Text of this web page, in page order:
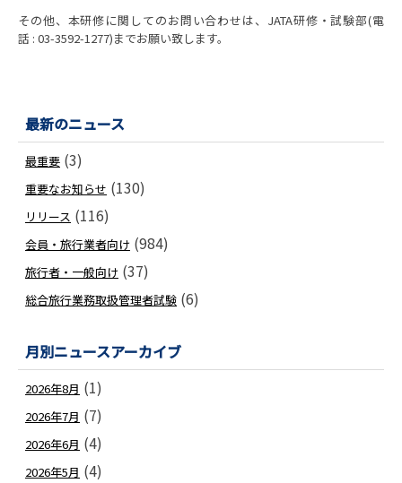
その他、本研修に関してのお問い合わせは、JATA研修・試験部(電
話 : 03-3592-1277)までお願い致します。
最新のニュース
最重要 (3)
重要なお知らせ (130)
リリース (116)
会員・旅行業者向け (984)
旅行者・一般向け (37)
総合旅行業務取扱管理者試験 (6)
月別ニュースアーカイブ
2026年8月 (1)
2026年7月 (7)
2026年6月 (4)
2026年5月 (4)